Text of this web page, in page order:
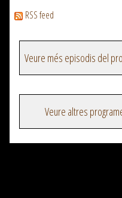
RSS feed
Veure altres